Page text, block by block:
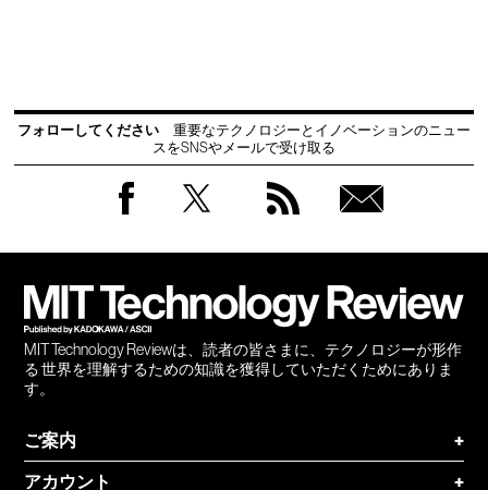
フォローしてください
重要なテクノロジーとイノベーションのニュー
スをSNSやメールで受け取る
MIT Technology Reviewは、読者の皆さまに、テクノロジーが形作
る 世界を理解するための知識を獲得していただくためにありま
す。
ご案内
+
アカウント
+